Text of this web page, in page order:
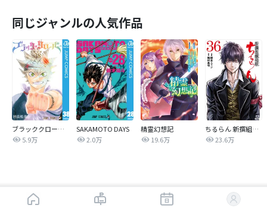
同じジャンルの人気作品
ブラッククローバー
5.9万
SAKAMOTO DAYS
2.0万
精霊幻想記
19.6万
ちるらん 新撰組鎮魂歌
23.6万